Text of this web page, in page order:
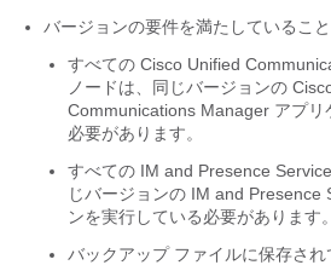
バージョンの要件を満たしているこ
すべての Cisco Unified
ノードは、同じバージョンの
Communications Manager アプリ
必要があります。
すべての IM and Presence Service
じバージョンの IM and Presence
ンを実行している必要があります。
バックアップ ファイルに保存さ